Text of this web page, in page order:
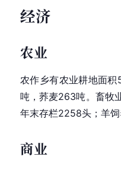
经济
农业
农作乡有农业耕地面
吨，荞麦263吨。畜牧
年末存栏2258头；羊
商业